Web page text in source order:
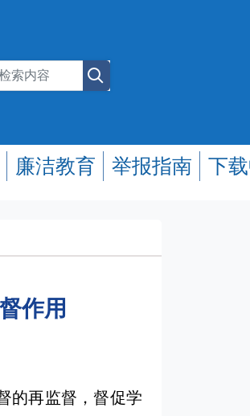
廉洁教育 举报指南 下
作用
的再监督，督促学